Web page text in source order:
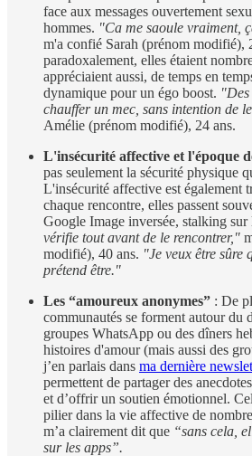
face aux messages ouvertement
hommes. "Ca me saoule vraiment,
m'a confié Sarah (prénom modifié),
paradoxalement, elles étaient
appréciaient aussi, de temps en
dynamique pour un égo boost.
chauffer un mec, sans intention de
Amélie (prénom modifié), 24 ans.
L'insécurité affective et l'époque
pas seulement la sécurité physique
L'insécurité affective est également
chaque rencontre, elles passent
Google Image inversée, stalking
vérifie tout avant de le rencontrer,"
modifié), 40 ans. "Je veux être sûre
prétend être."
Les “amoureux anonymes” : De
communautés se forment autour du
groupes WhatsApp ou des dîners
histoires d'amour (mais aussi des
j’en parlais dans ma dernière
permettent de partager des
et d’offrir un soutien émotionnel.
pilier dans la vie affective de
m’a clairement dit que “sans cela,
sur les apps”.